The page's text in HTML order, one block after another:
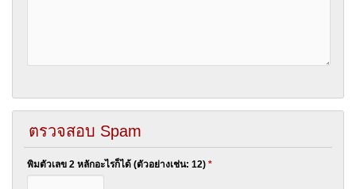
ตรวจสอบ Spam
พิมตัวเลข 2 หลักอะไรก็ได้ (ตัวอย่างเช่น: 12) *